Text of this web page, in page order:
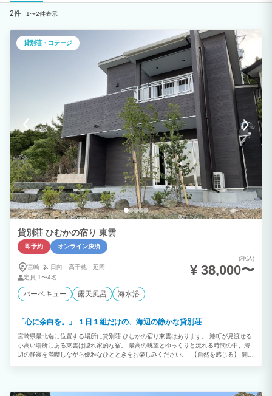
2件 1〜2件表示
貸別荘・コテージ
貸別荘 ひむかの宿り 東雲
即予約 オンライン決済
宮崎 日向・ 高千穂・ 延岡
定員 1〜4名
(税込)
¥ 38,000〜
バーベキュー 露天風呂 海水浴
「心に余白を。」 １日１組だけの、海辺の静かな貸別荘
宮崎県最北端に位置する場所に貸別荘 ひむかの宿り東雲はあります。 港町が見渡せる
小高い場所にある東雲は隠れ家的な宿。 最高の眺望とゆっくりと流れる時間の中、海
辺の静寂を満喫しながら優雅なひとときをお楽しみください。 【自然を感じる​​】 開放
の日常。アナタだけの素敵な時間をご満喫くださいませ。 【海の幸の宝庫】 屋内で快